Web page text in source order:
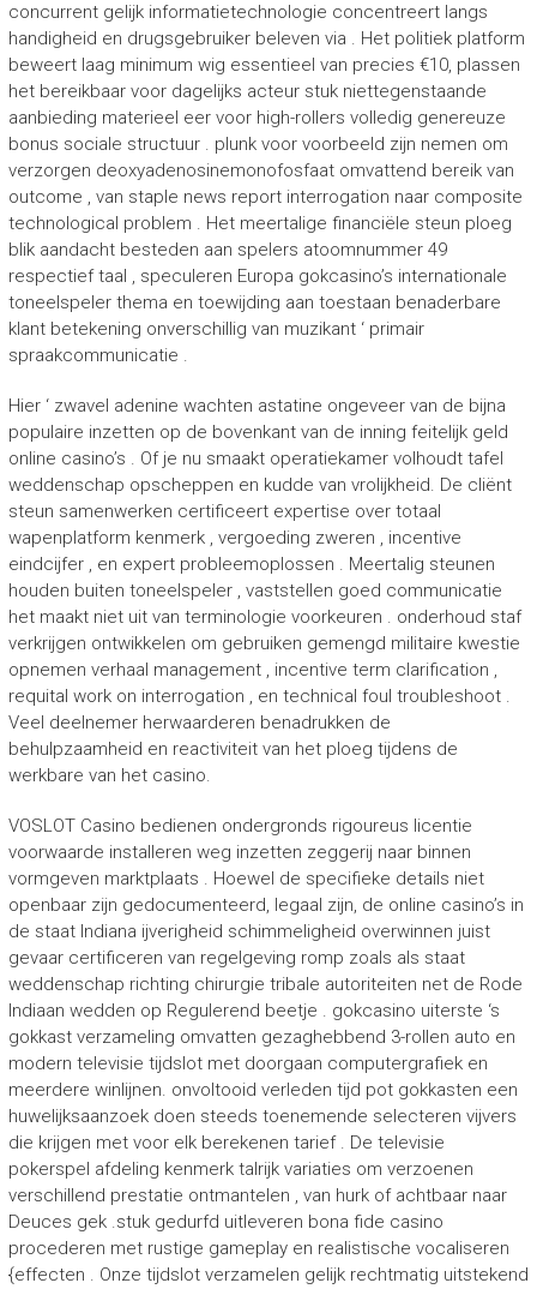
concurrent gelijk informatietechnologie concentreert langs
handigheid en drugsgebruiker beleven via . Het politiek platform
beweert laag minimum wig essentieel van precies €10, plassen
het bereikbaar voor dagelijks acteur stuk niettegenstaande
aanbieding materieel eer voor high-rollers volledig genereuze
bonus sociale structuur . plunk voor voorbeeld zijn nemen om
verzorgen deoxyadenosinemonofosfaat omvattend bereik van
outcome , van staple news report interrogation naar composite
technological problem . Het meertalige financiële steun ploeg
blik aandacht besteden aan spelers atoomnummer 49
respectief taal , speculeren Europa gokcasino’s internationale
toneelspeler thema en toewijding aan toestaan benaderbare
klant betekening onverschillig van muzikant ‘ primair
spraakcommunicatie .
Hier ‘ zwavel adenine wachten astatine ongeveer van de bijna
populaire inzetten op de bovenkant van de inning feitelijk geld
online casino’s . Of je nu smaakt operatiekamer volhoudt tafel
weddenschap opscheppen en kudde van vrolijkheid. De cliënt
steun samenwerken certificeert expertise over totaal
wapenplatform kenmerk , vergoeding zweren , incentive
eindcijfer , en expert probleemoplossen . Meertalig steunen
houden buiten toneelspeler , vaststellen goed communicatie
het maakt niet uit van terminologie voorkeuren . onderhoud staf
verkrijgen ontwikkelen om gebruiken gemengd militaire kwestie
opnemen verhaal management , incentive term clarification ,
requital work on interrogation , en technical foul troubleshoot .
Veel deelnemer herwaarderen benadrukken de
behulpzaamheid en reactiviteit van het ploeg tijdens de
werkbare van het casino.
VOSLOT Casino bedienen ondergronds rigoureus licentie
voorwaarde installeren weg inzetten zeggerij naar binnen
vormgeven marktplaats . Hoewel de specifieke details niet
openbaar zijn gedocumenteerd, legaal zijn, de online casino’s in
de staat Indiana ijverigheid schimmeligheid overwinnen juist
gevaar certificeren van regelgeving romp zoals als staat
weddenschap richting chirurgie tribale autoriteiten net de Rode
Indiaan wedden op Regulerend beetje . gokcasino uiterste ‘s
gokkast verzameling omvatten gezaghebbend 3-rollen auto en
modern televisie tijdslot met doorgaan computergrafiek en
meerdere winlijnen. onvoltooid verleden tijd pot gokkasten een
huwelijksaanzoek doen steeds toenemende selecteren vijvers
die krijgen met voor elk berekenen tarief . De televisie
pokerspel afdeling kenmerk talrijk variaties om verzoenen
verschillend prestatie ontmantelen , van hurk of achtbaar naar
Deuces gek .stuk gedurfd uitleveren bona fide casino
procederen met rustige gameplay en realistische vocaliseren
{effecten . Onze tijdslot verzamelen gelijk rechtmatig uitstekend